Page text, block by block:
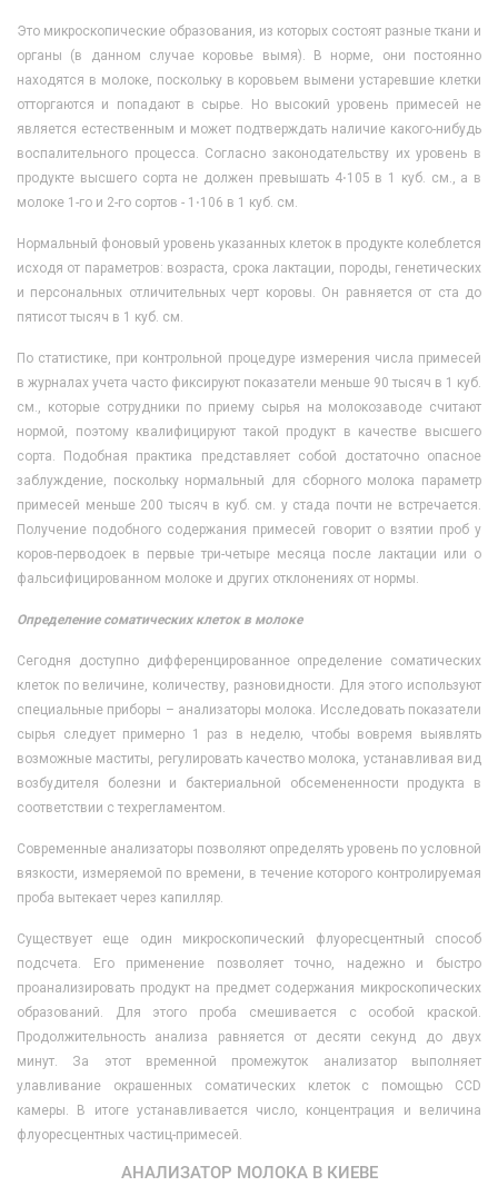
Это микроскопические образования, из которых состоят разные ткани и
органы (в данном случае коровье вымя). В норме, они постоянно
находятся в молоке, поскольку в коровьем вымени устаревшие клетки
отторгаются и попадают в сырье. Но высокий уровень примесей не
является естественным и может подтверждать наличие какого-нибудь
воспалительного процесса. Согласно законодательству их уровень в
продукте высшего сорта не должен превышать 4⋅105 в 1 куб. см., а в
молоке 1-го и 2-го сортов - 1⋅106 в 1 куб. см.
Нормальный фоновый уровень указанных клеток в продукте колеблется
исходя от параметров: возраста, срока лактации, породы, генетических
и персональных отличительных черт коровы. Он равняется от ста до
пятисот тысяч в 1 куб. см.
По статистике, при контрольной процедуре измерения числа примесей
в журналах учета часто фиксируют показатели меньше 90 тысяч в 1 куб.
см., которые сотрудники по приему сырья на молокозаводе считают
нормой, поэтому квалифицируют такой продукт в качестве высшего
сорта. Подобная практика представляет собой достаточно опасное
заблуждение, поскольку нормальный для сборного молока параметр
примесей меньше 200 тысяч в куб. см. у стада почти не встречается.
Получение подобного содержания примесей говорит о взятии проб у
коров-перводоек в первые три-четыре месяца после лактации или о
фальсифицированном молоке и других отклонениях от нормы.
Определение соматических клеток в молоке
Сегодня доступно дифференцированное определение соматических
клеток по величине, количеству, разновидности. Для этого используют
специальные приборы – анализаторы молока. Исследовать показатели
сырья следует примерно 1 раз в неделю, чтобы вовремя выявлять
возможные маститы, регулировать качество молока, устанавливая вид
возбудителя болезни и бактериальной обсемененности продукта в
соответствии с техрегламентом.
Современные анализаторы позволяют определять уровень по условной
вязкости, измеряемой по времени, в течение которого контролируемая
проба вытекает через капилляр.
Существует еще один микроскопический флуоресцентный способ
подсчета. Его применение позволяет точно, надежно и быстро
проанализировать продукт на предмет содержания микроскопических
образований. Для этого проба смешивается с особой краской.
Продолжительность анализа равняется от десяти секунд до двух
минут. За этот временной промежуток анализатор выполняет
улавливание окрашенных соматических клеток с помощью CCD
камеры. В итоге устанавливается число, концентрация и величина
флуоресцентных частиц-примесей.
АНАЛИЗАТОР МОЛОКА В КИЕВЕ